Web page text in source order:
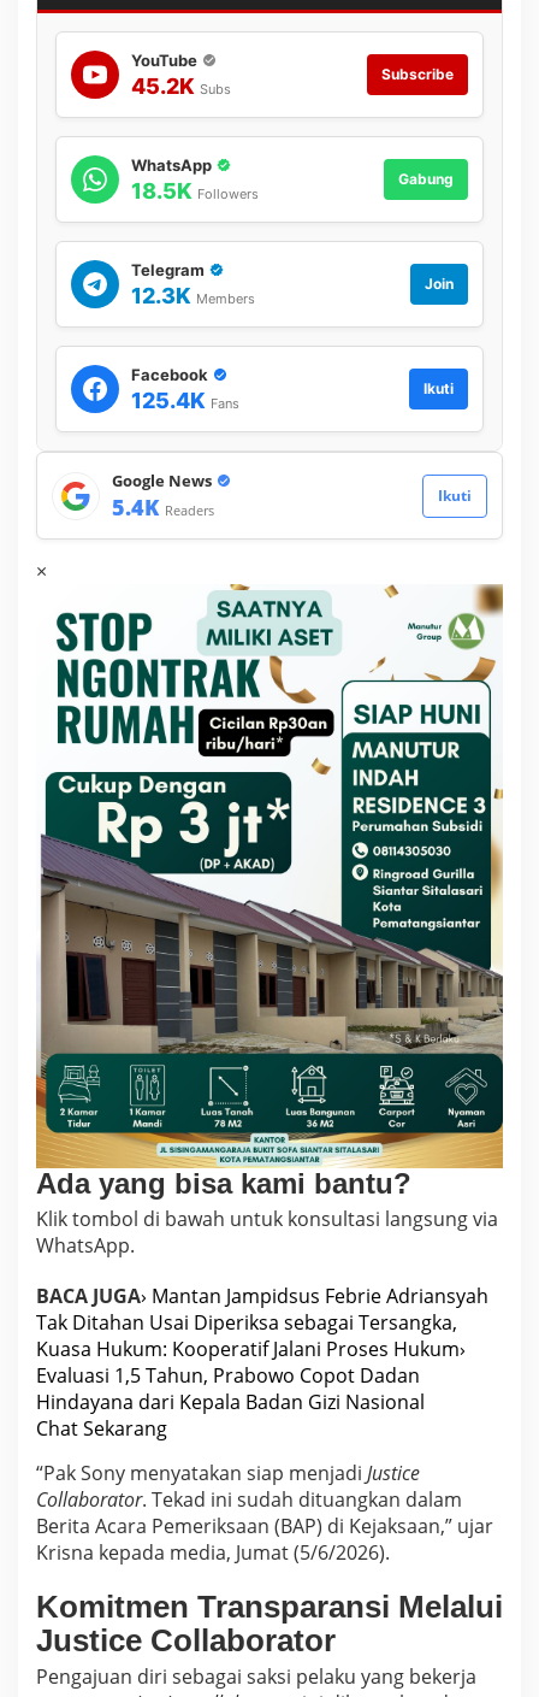
A
u
k
u
s
i
e
C
o
l
a
b
o
r
a
o
r
YouTube
45.2K Subs
Subscribe
WhatsApp
18.5K Followers
Gabung
Telegram
12.3K Members
Join
Facebook
125.4K Fans
Ikuti
Google News
5.4K Readers
Ikuti
×
Ada yang bisa kami bantu?
Klik tombol di bawah untuk konsultasi langsung via
WhatsApp.
BACA JUGA› Mantan Jampidsus Febrie Adriansyah
Tak Ditahan Usai Diperiksa sebagai Tersangka,
Kuasa Hukum: Kooperatif Jalani Proses Hukum›
Evaluasi 1,5 Tahun, Prabowo Copot Dadan
Hindayana dari Kepala Badan Gizi Nasional
Chat Sekarang
“Pak Sony menyatakan siap menjadi Justice
Collaborator. Tekad ini sudah dituangkan dalam
Berita Acara Pemeriksaan (BAP) di Kejaksaan,” ujar
Krisna kepada media, Jumat (5/6/2026).
Komitmen Transparansi Melalui
Justice Collaborator
Pengajuan diri sebagai saksi pelaku yang bekerja